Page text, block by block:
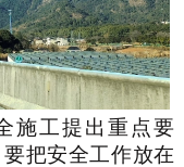
施工提出重点要
把安全工作放在